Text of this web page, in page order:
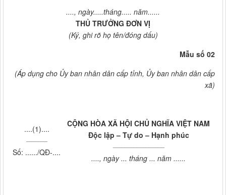
...., ngày.....tháng..... năm......
THỦ TRƯỞNG ĐƠN VỊ
(Ký, ghi rõ họ tên/đóng dấu)
Mẫu số 02
(Áp dụng cho Ủy ban nhân dân cấp tỉnh, Ủy ban nhân dân cấp
xã)
....(1)....
Số: ....../QĐ-....
CỘNG HÒA XÃ HỘI CHỦ NGHĨA VIỆT NAM
Độc lập – Tự do – Hạnh phúc
...., ngày ... tháng ... năm ......